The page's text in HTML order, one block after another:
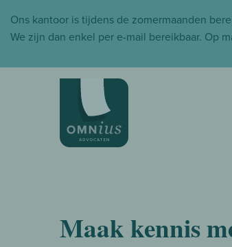
Ons kantoor is tijdens de zomermaanden
We zijn dan enkel per e-mail bereikbaar. Op
Maak kennis